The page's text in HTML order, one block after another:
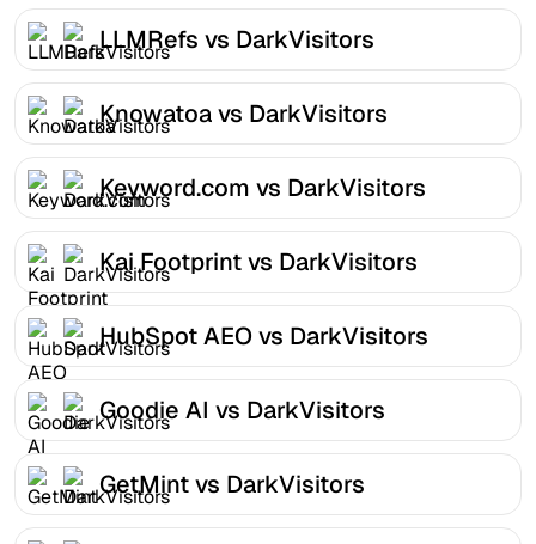
LLMRefs vs DarkVisitors
Knowatoa vs DarkVisitors
Keyword.com vs DarkVisitors
Kai Footprint vs DarkVisitors
HubSpot AEO vs DarkVisitors
Goodie AI vs DarkVisitors
GetMint vs DarkVisitors